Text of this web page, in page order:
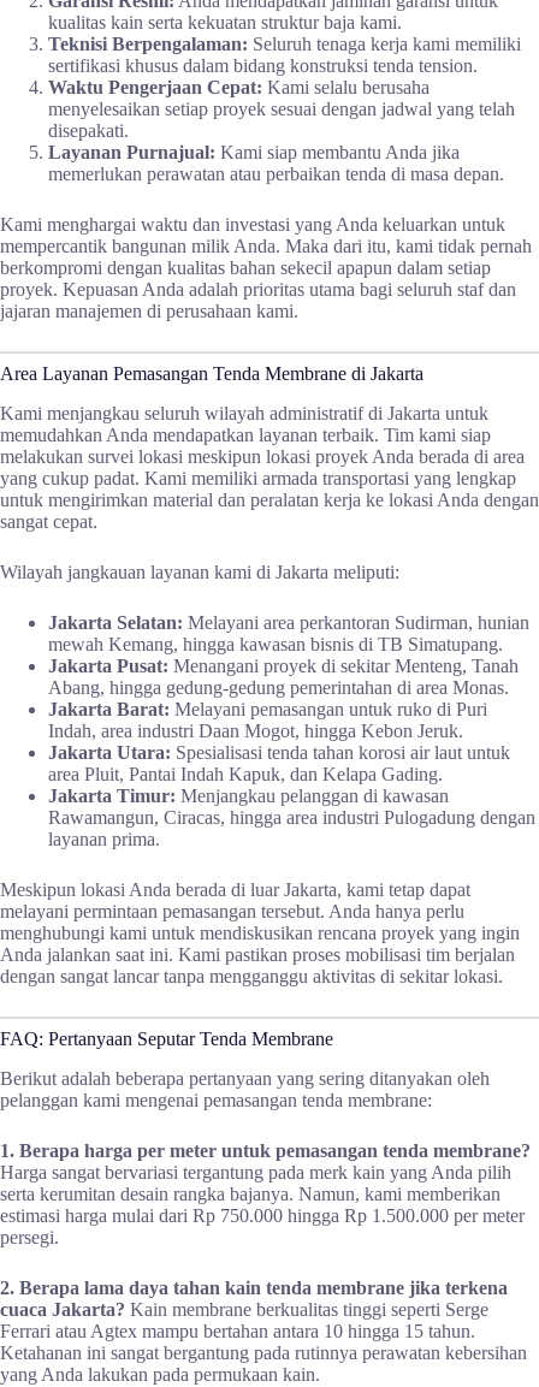
kualitas kain serta kekuatan struktur baja kami.
Teknisi Berpengalaman: Seluruh tenaga kerja kami memiliki
sertifikasi khusus dalam bidang konstruksi tenda tension.
Waktu Pengerjaan Cepat: Kami selalu berusaha
menyelesaikan setiap proyek sesuai dengan jadwal yang telah
disepakati.
Layanan Purnajual: Kami siap membantu Anda jika
memerlukan perawatan atau perbaikan tenda di masa depan.
Kami menghargai waktu dan investasi yang Anda keluarkan untuk
mempercantik bangunan milik Anda. Maka dari itu, kami tidak pernah
berkompromi dengan kualitas bahan sekecil apapun dalam setiap
proyek. Kepuasan Anda adalah prioritas utama bagi seluruh staf dan
jajaran manajemen di perusahaan kami.
Area Layanan Pemasangan Tenda Membrane di Jakarta
Kami menjangkau seluruh wilayah administratif di Jakarta untuk
memudahkan Anda mendapatkan layanan terbaik. Tim kami siap
melakukan survei lokasi meskipun lokasi proyek Anda berada di area
yang cukup padat. Kami memiliki armada transportasi yang lengkap
untuk mengirimkan material dan peralatan kerja ke lokasi Anda dengan
sangat cepat.
Wilayah jangkauan layanan kami di Jakarta meliputi:
Jakarta Selatan: Melayani area perkantoran Sudirman, hunian
mewah Kemang, hingga kawasan bisnis di TB Simatupang.
Jakarta Pusat: Menangani proyek di sekitar Menteng, Tanah
Abang, hingga gedung-gedung pemerintahan di area Monas.
Jakarta Barat: Melayani pemasangan untuk ruko di Puri
Indah, area industri Daan Mogot, hingga Kebon Jeruk.
Jakarta Utara: Spesialisasi tenda tahan korosi air laut untuk
area Pluit, Pantai Indah Kapuk, dan Kelapa Gading.
Jakarta Timur: Menjangkau pelanggan di kawasan
Rawamangun, Ciracas, hingga area industri Pulogadung dengan
layanan prima.
Meskipun lokasi Anda berada di luar Jakarta, kami tetap dapat
melayani permintaan pemasangan tersebut. Anda hanya perlu
menghubungi kami untuk mendiskusikan rencana proyek yang ingin
Anda jalankan saat ini. Kami pastikan proses mobilisasi tim berjalan
dengan sangat lancar tanpa mengganggu aktivitas di sekitar lokasi.
FAQ: Pertanyaan Seputar Tenda Membrane
Berikut adalah beberapa pertanyaan yang sering ditanyakan oleh
pelanggan kami mengenai pemasangan tenda membrane:
1. Berapa harga per meter untuk pemasangan tenda membrane?
Harga sangat bervariasi tergantung pada merk kain yang Anda pilih
serta kerumitan desain rangka bajanya. Namun, kami memberikan
estimasi harga mulai dari Rp 750.000 hingga Rp 1.500.000 per meter
persegi.
2. Berapa lama daya tahan kain tenda membrane jika terkena
cuaca Jakarta? Kain membrane berkualitas tinggi seperti Serge
Ferrari atau Agtex mampu bertahan antara 10 hingga 15 tahun.
Ketahanan ini sangat bergantung pada rutinnya perawatan kebersihan
yang Anda lakukan pada permukaan kain.